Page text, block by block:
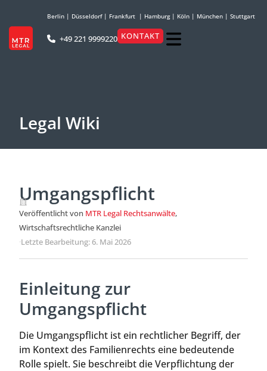
Berlin | Düsseldorf| Frankfurt | Hamburg| Köln | München | Stuttgart
+49 221 9999220 KONTAKT
Legal Wiki
Umgangspflicht
Veröffentlicht von MTR Legal Rechtsanwälte,
Wirtschaftsrechtliche Kanzlei
·Letzte Bearbeitung: 6. Mai 2026
Einleitung zur
Umgangspflicht
Die Umgangspflicht ist ein rechtlicher Begriff, der
im Kontext des Familienrechts eine bedeutende
Rolle spielt. Sie beschreibt die Verpflichtung der